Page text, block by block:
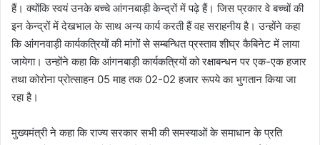
हैं। क्योंकि स्वयं उनके बच्चे आंगनबाड़ी केन्द्रों में पढ़े हैं। जिस प्रकार वे बच्चों की
इन केन्द्रों में देखभाल के साथ अन्य कार्य करती हैं वह सराहनीय है। उन्होंने कहा
कि आंगनवाड़ी कार्यकत्रियों की मांगों से सम्बन्धित प्रस्ताव शीघ्र कैबिनेट में लाया
जायेगा। उन्होंने कहा कि आंगनबाड़ी कार्यकत्रियों को रक्षाबन्धन पर एक-एक हजार
तथा कोरोना प्रोत्साहन 05 माह तक 02-02 हजार रूपये का भुगतान किया जा
रहा है।
मुख्यमंत्री ने कहा कि राज्य सरकार सभी की समस्याओं के समाधान के प्रति